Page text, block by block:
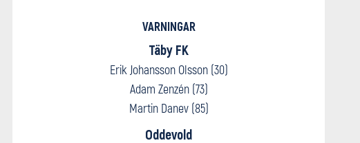
VARNINGAR
Täby FK
Erik Johansson Olsson (30)
Adam Zenzén (73)
Martin Danev (85)
Oddevold